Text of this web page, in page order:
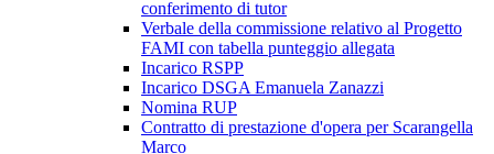
conferimento di tutor
Verbale della commissione relativo al Progetto
FAMI con tabella punteggio allegata
Incarico RSPP
Incarico DSGA Emanuela Zanazzi
Nomina RUP
Contratto di prestazione d'opera per Scarangella
Marco